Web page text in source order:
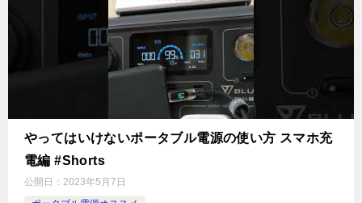
やってはいけないポータブル電源の使い方 スマホ充
電編 #Shorts
公開日： 2023年5月7日